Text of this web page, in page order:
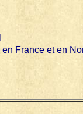
France et en